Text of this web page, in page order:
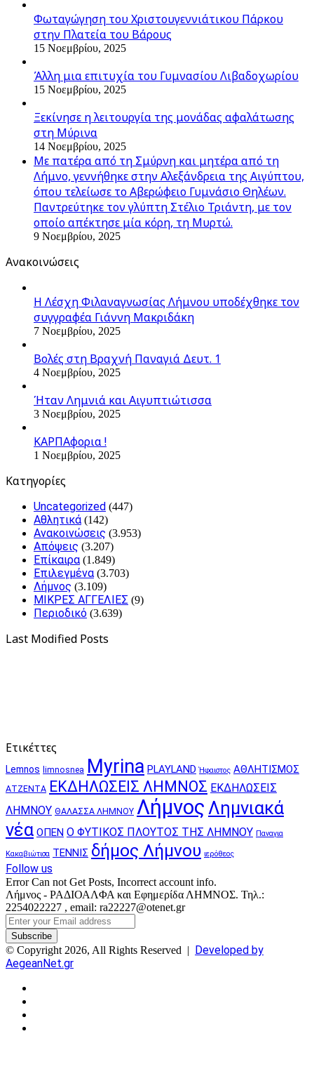
Φωταγώγηση του Χριστουγεννιάτικου Πάρκου
στην Πλατεία του Βάρους
15 Νοεμβρίου, 2025
Άλλη μια επιτυχία του Γυμνασίου Λιβαδοχωρίου
15 Νοεμβρίου, 2025
Ξεκίνησε η λειτουργία της μονάδας αφαλάτωσης
στη Μύρινα
14 Νοεμβρίου, 2025
Με πατέρα από τη Σμύρνη και μητέρα από τη
Λήμνο, γεννήθηκε στην Αλεξάνδρεια της Αιγύπτου,
όπου τελείωσε το Αβερώφειο Γυμνάσιο Θηλέων.
Παντρεύτηκε τον γλύπτη Στέλιο Τριάντη, με τον
οποίο απέκτησε μία κόρη, τη Μυρτώ.
9 Νοεμβρίου, 2025
Ανακοινώσεις
Η Λέσχη Φιλαναγνωσίας Λήμνου υποδέχθηκε τον
συγγραφέα Γιάννη Μακριδάκη
7 Νοεμβρίου, 2025
Βολές στη Βραχνή Παναγιά Δευτ. 1
4 Νοεμβρίου, 2025
Ήταν Λημνιά και Αιγυπτιώτισσα
3 Νοεμβρίου, 2025
ΚΑΡΠΑφορια !
1 Νοεμβρίου, 2025
Kατηγορίες
Uncategorized (447)
Αθλητικά (142)
Ανακοινώσεις (3.953)
Απόψεις (3.207)
Επίκαιρα (1.849)
Επιλεγμένα (3.703)
Λήμνος (3.109)
ΜΙΚΡΕΣ ΑΓΓΕΛΙΕΣ (9)
Περιοδικό (3.639)
Last Modified Posts
Ετικέττες
Lemnos limnosnea Myrina PLAYLAND Ήφαιστος ΑΘΛΗΤΙΣΜΟΣ
ΑΤΖΕΝΤΑ ΕΚΔΗΛΩΣΕΙΣ ΛΗΜΝΟΣ ΕΚΔΗΛΩΣΕΙΣ
ΛΗΜΝΟΥ ΘΑΛΑΣΣΑ ΛΗΜΝΟΥ Λήμνος Λημνιακά
νέα ΟΠΕΝ Ο ΦΥΤΙΚΟΣ ΠΛΟΥΤΟΣ ΤΗΣ ΛΗΜΝΟΥ Παναγια
Κακαβιώτισα ΤΕΝΝΙΣ δήμος Λήμνου ιερόθεος
Follow us
Error Can not Get Posts, Incorrect account info.
Λήμνος - ΡΑΔΙΟΑΛΦΑ και Εφημερίδα ΛΗΜΝΟΣ. Τηλ.:
2254022227 , email: ra22227@otenet.gr
Enter
your
Email
address
© Copyright 2026, All Rights Reserved | Developed by
AegeanNet.gr